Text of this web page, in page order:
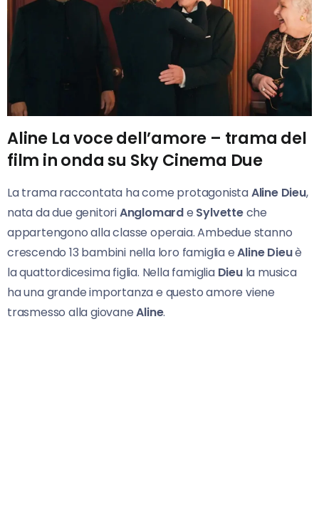
Aline La voce dell’amore – trama del
film in onda su Sky Cinema Due
La trama raccontata ha come protagonistaAline Dieu,
nata da due genitoriAnglomarde Sylvetteche
appartengono alla classe operaia. Ambedue stanno
crescendo 13 bambini nella loro famiglia eAline Dieuè
la quattordicesima figlia. Nella famiglia Dieu la musica
ha una grande importanza e questo amore viene
trasmesso alla giovaneAline.